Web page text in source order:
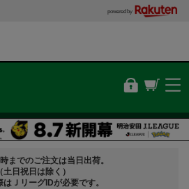
powered by
までのご注文は当日出荷。
（土日祝日は除く）
はＪリーグIDが必要です。